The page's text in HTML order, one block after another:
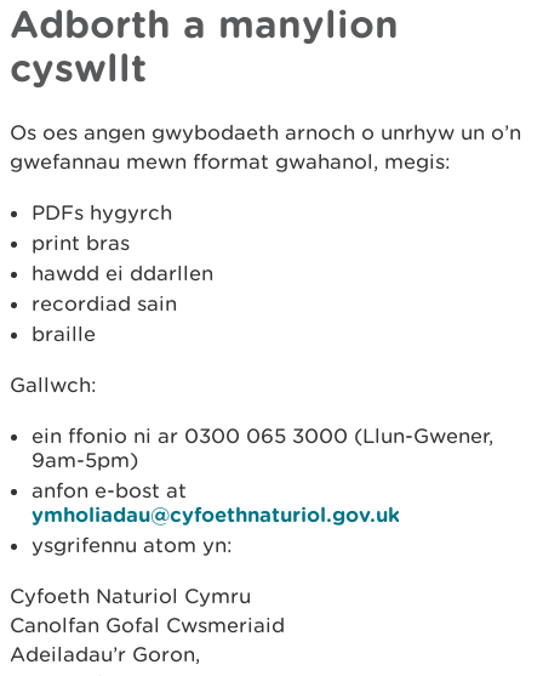
Adborth a manylion
cyswllt
Os oes angen gwybodaeth arnoch o unrhyw un o’n
gwefannau mewn fformat gwahanol, megis:
PDFs hygyrch
print bras
hawdd ei ddarllen
recordiad sain
braille
Gallwch:
ein ffonio ni ar 0300 065 3000 (Llun-Gwener,
9am-5pm)
anfon e-bost at
ymholiadau@cyfoethnaturiol.gov.uk
ysgrifennu atom yn:
Cyfoeth Naturiol Cymru
Canolfan Gofal Cwsmeriaid
Adeiladau’r Goron,